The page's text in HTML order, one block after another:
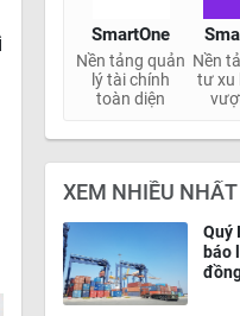
SmartOne
Nền tảng quản
lý tài chính
toàn diện
Nền
tư xu
XEM NHIỀU NHẤT
Quý
báo